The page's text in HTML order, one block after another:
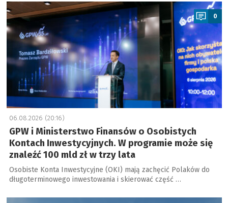
0
06.08.2026 (20:16)
GPW i Ministerstwo Finansów o Osobistych
Kontach Inwestycyjnych. W programie może się
znaleźć 100 mld zł w trzy lata
Osobiste Konta Inwestycyjne (OKI) mają zachęcić Polaków do
długoterminowego inwestowania i skierować część …
a